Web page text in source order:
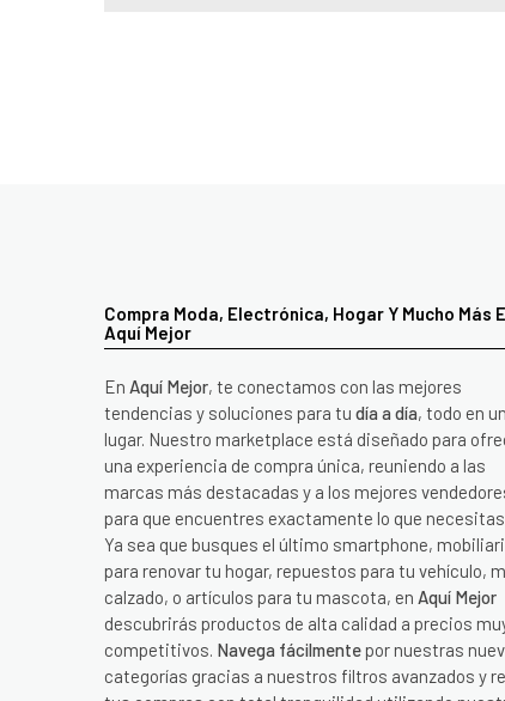
Compra Moda, Electrónica, Hogar Y Mucho Más
Aquí Mejor
En Aquí Mejor, te conectamos con las mejores
tendencias y soluciones para tu día a día, todo en
lugar. Nuestro marketplace está diseñado para
una experiencia de compra única, reuniendo a las
marcas más destacadas y a los mejores
para que encuentres exactamente lo que
Ya sea que busques el último smartphone,
para renovar tu hogar, repuestos para tu vehículo,
calzado, o artículos para tu mascota, en Aquí Mejor
descubrirás productos de alta calidad a precios
competitivos. Navega fácilmente por nuestras
categorías gracias a nuestros filtros avanzados y